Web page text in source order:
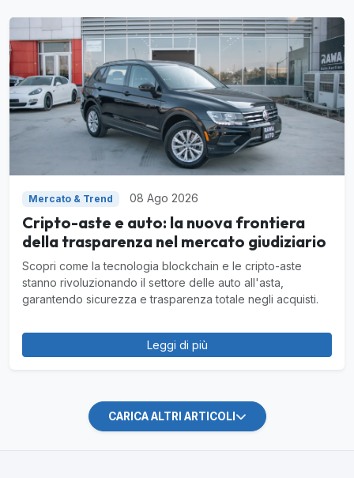
Mercato & Trend 08 Ago 2026
Cripto-aste e auto: la nuova frontiera
della trasparenza nel mercato giudiziario
Scopri come la tecnologia blockchain e le cripto-aste
stanno rivoluzionando il settore delle auto all'asta,
garantendo sicurezza e trasparenza totale negli acquisti.
Leggi di più
CARICA ALTRI ARTICOLI